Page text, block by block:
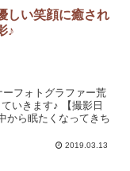
しい笑顔に癒され
♪
フォトグラファー荒
いきます♪ 【撮影日
から眠たくなってきち
2019.03.13